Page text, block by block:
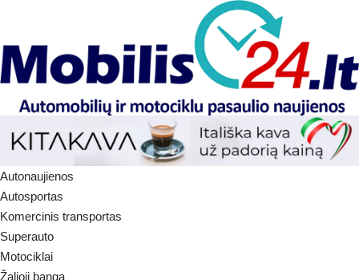
Autonaujienos
Autosportas
Komercinis transportas
Superauto
Motociklai
Žalioji banga